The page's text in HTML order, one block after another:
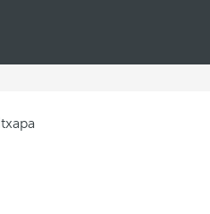
Itxapa